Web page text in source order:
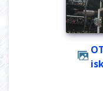
OTP Roadshow az